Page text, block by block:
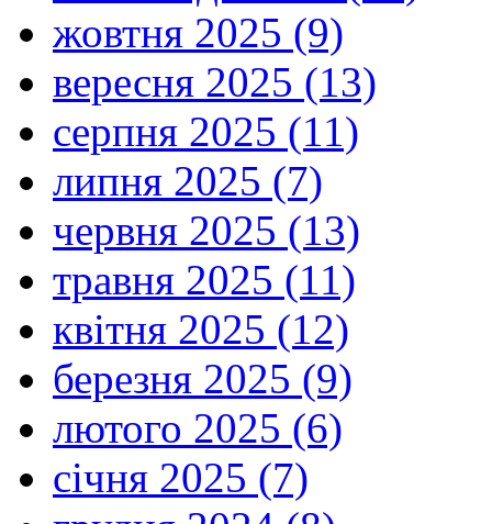
жовтня 2025 (9)
вересня 2025 (13)
серпня 2025 (11)
липня 2025 (7)
червня 2025 (13)
травня 2025 (11)
квітня 2025 (12)
березня 2025 (9)
лютого 2025 (6)
січня 2025 (7)